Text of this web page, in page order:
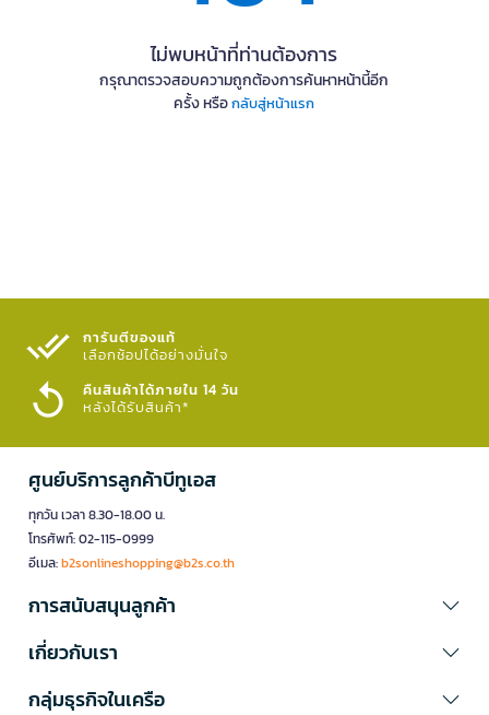
ไม่พบหน้าที่ท่านต้องการ
กรุณาตรวจสอบความถูกต้องการค้นหาหน้านี้อีก
ครั้ง หรือกลับสู่หน้าแรก
การันตีของแท้
เลือกช้อปได้อย่างมั่นใจ​
คืนสินค้าได้ภายใน 14 วัน
หลังได้รับสินค้า*
ศูนย์บริการลูกค้าบีทูเอส
ทุกวัน เวลา 8.30-18.00 น.
โทรศัพท์: 02-115-0999
อีเมล:b2sonlineshopping@b2s.co.th
การสนับสนุนลูกค้า
เกี่ยวกับเรา
กลุ่มธุรกิจในเครือ